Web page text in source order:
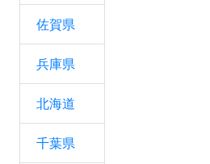
佐賀県
兵庫県
北海道
千葉県